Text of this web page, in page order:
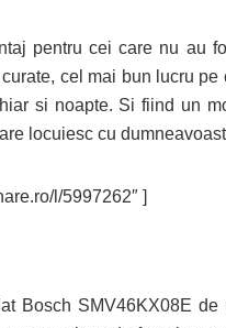
pentru cei care nu au
cel mai bun lucru pe
si noapte. Si fiind un
locuiesc cu
l/5997262″ ]
Bosch SMV46KX08E de